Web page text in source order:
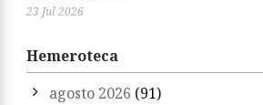
23 Jul 2026
Hemeroteca
agosto 2026 (91)